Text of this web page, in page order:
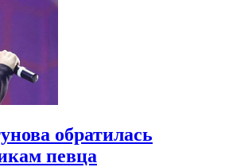
обратилась
певца